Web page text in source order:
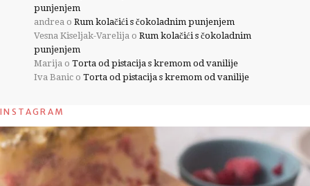
punjenjem
andrea o Rum kolačići s čokoladnim punjenjem
Vesna Kiseljak-Varelija o Rum kolačići s čokoladnim
punjenjem
Marija o Torta od pistacija s kremom od vanilije
Iva Banic o Torta od pistacija s kremom od vanilije
INSTAGRAM